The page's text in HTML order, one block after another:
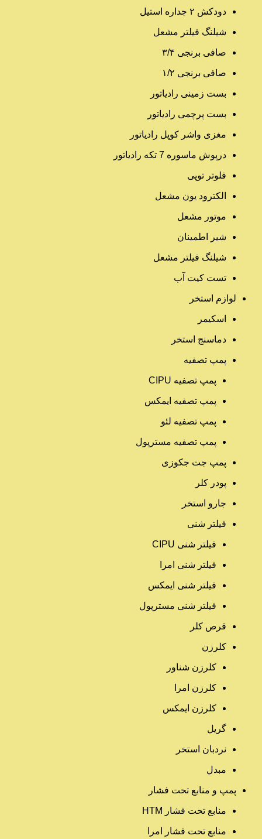
دودکش ۲ جداره استیل
شیلنگ فیلتر مشعل
صافی برنجی ۳/۴
صافی برنجی ۱/۲
بست زمینی رادیاتور
بست پرچمی رادیاتور
مغزی واشر کوپل رادیاتور
درپوش ماسوره 7 تکه رادیاتور
فلوتر توپی
الکترود یون مشعل
موتور مشعل
شیر اطمینان
شیلنگ فیلتر مشعل
تست کیت آب
لوازم استخر
اسکیمر
دماسنج استخر
پمپ تصفیه
پمپ تصفیه CIPU
پمپ تصفیه ایمکس
پمپ تصفیه لئو
پمپ تصفیه مسترپول
پمپ جت جکوزی
پودر کلر
جارو استخر
فیلتر شنی
فیلتر شنی CIPU
فیلتر شنی امرا
فیلتر شنی ایمکس
فیلتر شنی مسترپول
قرص کلر
کلرزن
کلرزن شناور
کلرزن امرا
کلرزن ایمکس
گریل
نردبان استخر
مبدل
پمپ و منابع تحت فشار
منابع تحت فشار HTM‎
منابع تحت فشار امرا